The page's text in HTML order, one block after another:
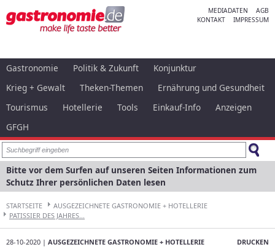
MEDIADATEN
AGB
KONTAKT
IMPRESSUM
Gastronomie Politik & Zukunft
Konjunktur
Krieg + Gewalt
Theken-Themen
Ernährung und Gesundheit
Tourismus
Hotellerie Tools Einkauf-Info
Anzeigen
GFGH
Bitte vor dem Surfen auf unseren Seiten Informationen zum
Schutz Ihrer persönlichen Daten lesen
STARTSEITE
AUSGEZEICHNETE GASTRONOMIE + HOTELLERIE
PATISSIER DES JAHRES...
DRUCKEN
28-10-2020 | AUSGEZEICHNETE GASTRONOMIE + HOTELLERIE